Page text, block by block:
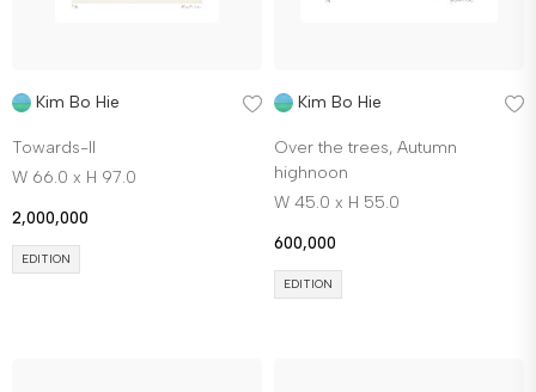
Kim Bo Hie
Towards-II
W 66.0 x H 97.0
2,000,000
EDITION
Kim Bo Hie
Over the trees, Autumn
highnoon
W 45.0 x H 55.0
600,000
EDITION